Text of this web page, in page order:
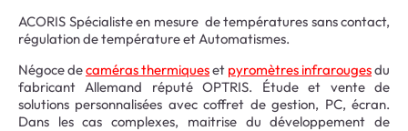
ACORIS Spécialiste en mesure de températures sans contact,
régulation de température et Automatismes.
Négoce decaméras thermiqueset pyromètres infrarougesdu
fabricant Allemand réputé OPTRIS. Étude et vente de
solutions personnalisées avec coffret de gestion, PC, écran.
Dans les cas complexes, maitrise du développement de